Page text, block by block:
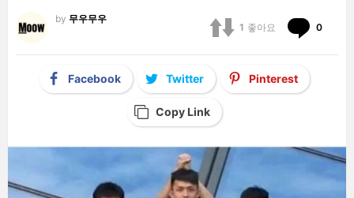
by 무우무우
1 좋아요 0
Facebook Twitter Pinterest
Copy Link